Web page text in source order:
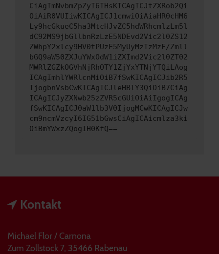
CiAgImNvbmZpZyI6IHsKICAgICJtZXRob2Qi
OiAiR0VUIiwKICAgICJ1cmwiOiAiaHR0cHM6
Ly9hcGkueC5ha3MtcHJvZC5hdWRhcmlzLm5l
dC92MS9jbGllbnRzLzE5NDEvd2Vic2l0ZS12
ZWhpY2xlcy9HV0tPUzE5MyUyMzIzMzE/Zmll
bGQ9aW50ZXJuYWxOdW1iZXImd2Vic2l0ZT02
MWRlZGZkOGVhNjRhOTY1ZjYxYTNjYTQiLAog
ICAgImhlYWRlcnMiOiB7fSwKICAgICJib2R5
IjogbnVsbCwKICAgICJleHBlY3QiOiB7CiAg
ICAgICJyZXNwb25zZVR5cGUiOiAiIgogICAg
fSwKICAgICJ0aW1lb3V0IjogMCwKICAgICJw
cm9ncmVzcyI6IG51bGwsCiAgICAicmlza3ki
OiBmYWxzZQogIH0KfQ==
Kontakt
Michael Flor / Carnona
Zum Zollstock 7, 35466 Rabenau